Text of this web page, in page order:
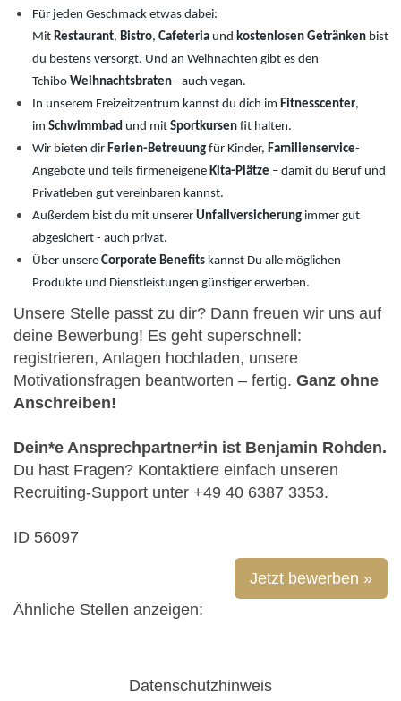
Für jeden Geschmack etwas dabei:
Mit Restaurant, Bistro, Cafeteria und kostenlosen Getränken bist
du bestens versorgt. Und an Weihnachten gibt es den
Tchibo Weihnachtsbraten - auch vegan.
In unserem Freizeitzentrum kannst du dich im Fitnesscenter,
im Schwimmbad und mit Sportkursen fit halten.
Wir bieten dir Ferien-Betreuung für Kinder, Familienservice-
Angebote und teils firmeneigene Kita-Plätze – damit du Beruf und
Privatleben gut vereinbaren kannst.
Außerdem bist du mit unserer Unfallversicherung immer gut
abgesichert - auch privat.
Über unsere Corporate Benefits kannst Du alle möglichen
Produkte und Dienstleistungen günstiger erwerben.
Unsere Stelle passt zu dir? Dann freuen wir uns auf
deine Bewerbung! Es geht superschnell:
registrieren, Anlagen hochladen, unsere
Motivationsfragen beantworten – fertig. Ganz ohne
Anschreiben!
Dein*e Ansprechpartner*in ist Benjamin Rohden.
Du hast Fragen? Kontaktiere einfach unseren
Recruiting-Support unter +49 40 6387 3353.
ID 56097
Jetzt bewerben »
Ähnliche Stellen anzeigen:
Datenschutzhinweis